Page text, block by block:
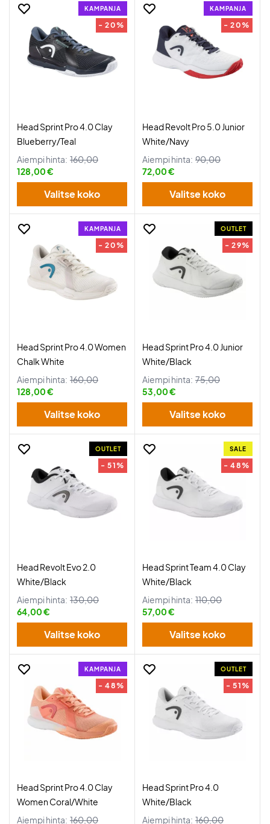
KAMPANJA
- 20%
Head Sprint Pro 4.0 Clay
Blueberry/Teal
Aiempi hinta: 160,00
128,00 €
Valitse koko
KAMPANJA
- 20%
Head Revolt Pro 5.0 Junior
White/Navy
Aiempi hinta: 90,00
72,00 €
Valitse koko
KAMPANJA
- 20%
Head Sprint Pro 4.0 Women
Chalk White
Aiempi hinta: 160,00
128,00 €
Valitse koko
OUTLET
- 29%
Head Sprint Pro 4.0 Junior
White/Black
Aiempi hinta: 75,00
53,00 €
Valitse koko
OUTLET
- 51%
Head Revolt Evo 2.0
White/Black
Aiempi hinta: 130,00
64,00 €
Valitse koko
SALE
- 48%
Head Sprint Team 4.0 Clay
White/Black
Aiempi hinta: 110,00
57,00 €
Valitse koko
KAMPANJA
- 48%
Head Sprint Pro 4.0 Clay
Women Coral/White
Aiempi hinta: 160,00
OUTLET
- 51%
Head Sprint Pro 4.0
White/Black
Aiempi hinta: 160,00